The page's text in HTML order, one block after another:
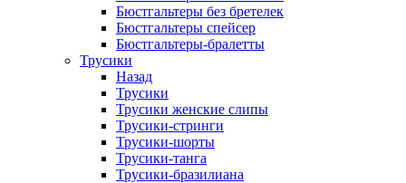
Бюстгальтеры без бретелек
Бюстгальтеры спейсер
Бюстгальтеры-бралетты
Трусики
Назад
Трусики
Трусики женские слипы
Трусики-стринги
Трусики-шорты
Трусики-танга
Трусики-бразилиана